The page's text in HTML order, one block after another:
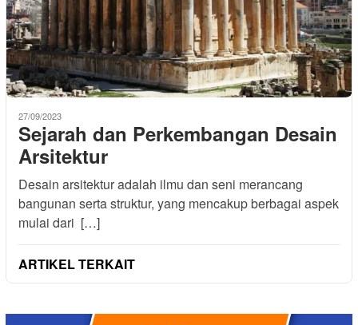
27/09/2023
Sejarah dan Perkembangan Desain
Arsitektur
Desain arsitektur adalah ilmu dan seni merancang
bangunan serta struktur, yang mencakup berbagai aspek
mulai dari […]
ARTIKEL TERKAIT